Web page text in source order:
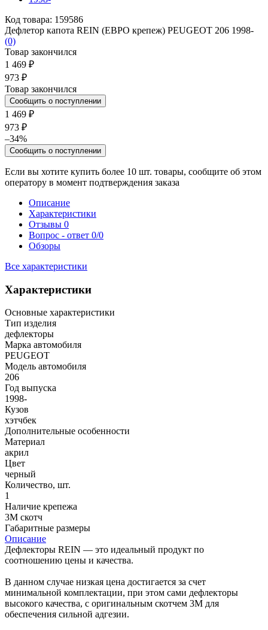
Код товара: 159586
Дефлетор капота REIN (ЕВРО крепеж) PEUGEOT 206 1998-
(0)
Товар закончился
1 469 ₽
973 ₽
Товар закончился
Сообщить о поступлении
1 469 ₽
973 ₽
–34%
Сообщить о поступлении
Если вы хотите купить более 10 шт. товары, сообщите об этом
оператору в момент подтверждения заказа
Описание
Характеристики
Отзывы 0
Вопрос - ответ 0/0
Обзоры
Все характеристики
Характеристики
Основные характеристики
Тип изделия
дефлекторы
Марка автомобиля
PEUGEOT
Модель автомобиля
206
Год выпуска
1998-
Кузов
хэтчбек
Дополнительные особенности
Материал
акрил
Цвет
черный
Количество, шт.
1
Наличие крепежа
3М скотч
Габаритные размеры
Описание
Дефлекторы REIN — это идеальный продукт по
соотношению цены и качества.
В данном случае низкая цена достигается за счет
минимальной комплектации, при этом сами дефлекторы
высокого качества, с оригинальным скотчем 3М для
обеспечения сильной адгезии.